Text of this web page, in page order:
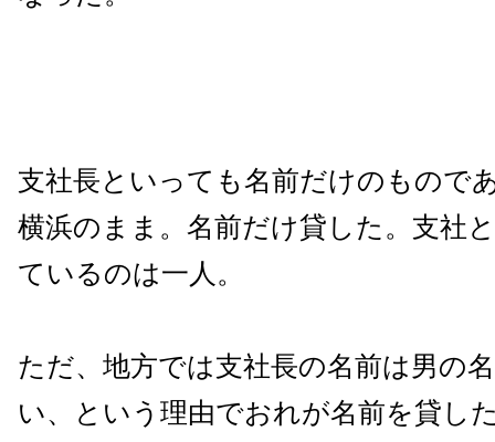
支社長といっても名前だけのもので
横浜のまま。名前だけ貸した。支社
ているのは一人。
ただ、地方では支社長の名前は男の
い、という理由でおれが名前を貸し